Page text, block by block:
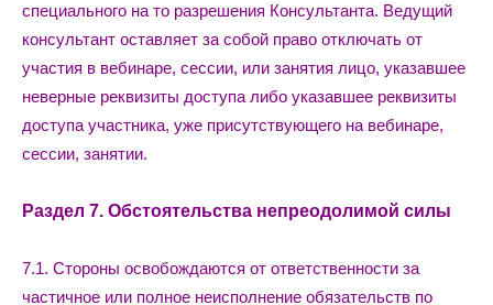
специального на то разрешения Консультанта. Ведущий
консультант оставляет за собой право отключать от
участия в вебинаре, сессии, или занятия лицо, указавшее
неверные реквизиты доступа либо указавшее реквизиты
доступа участника, уже присутствующего на вебинаре,
сессии, занятии.
Раздел 7. Обстоятельства непреодолимой силы
7.1. Стороны освобождаются от ответственности за
частичное или полное неисполнение обязательств по